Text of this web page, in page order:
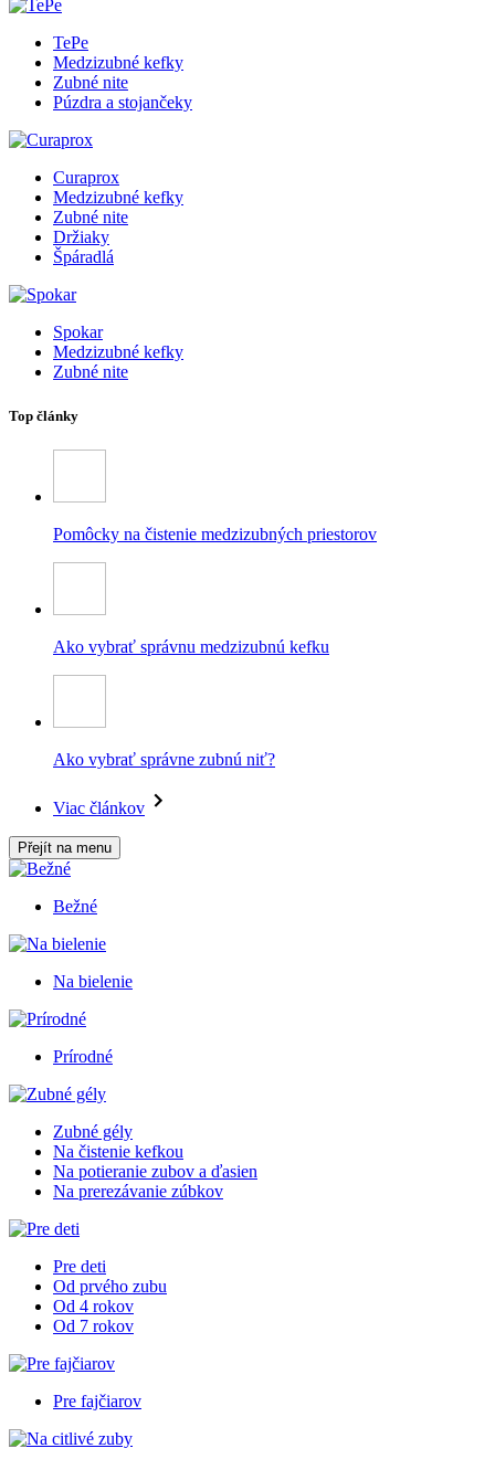
TePe
Medzizubné kefky
Zubné nite
Púzdra a stojančeky
Curaprox
Medzizubné kefky
Zubné nite
Držiaky
Špáradlá
Spokar
Medzizubné kefky
Zubné nite
Top články
Pomôcky na čistenie medzizubných priestorov
Ako vybrať správnu medzizubnú kefku
Ako vybrať správne zubnú niť?
Viac článkov
Přejít na menu
Bežné
Na bielenie
Prírodné
Zubné gély
Na čistenie kefkou
Na potieranie zubov a ďasien
Na prerezávanie zúbkov
Pre deti
Od prvého zubu
Od 4 rokov
Od 7 rokov
Pre fajčiarov